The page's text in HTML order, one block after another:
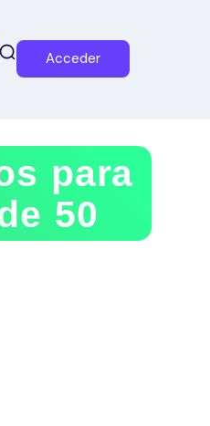
Acceder
para
50